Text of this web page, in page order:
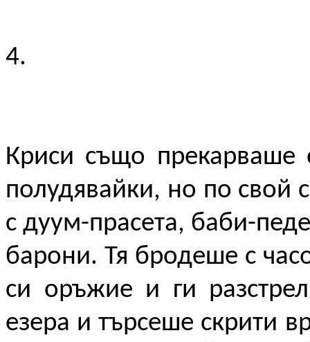
4.
Криси също прекарваше
полудявайки, но по свой
с дуум-прасета, баби-
барони. Тя бродеше с
си оръжие и ги
езера и търсеше скрити